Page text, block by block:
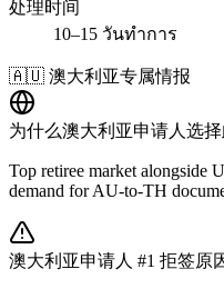
处理时间
10–15 วันทำการ
🇦🇺 澳大利亚专属情报
为什么澳大利亚申请人选
Top retiree market alongside
demand for AU-to-TH
澳大利亚申请人 #1 拒签原